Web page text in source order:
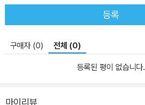
등록
구매자 (0) 전체 (0)
등록된 평이 없습니다.
마이리뷰